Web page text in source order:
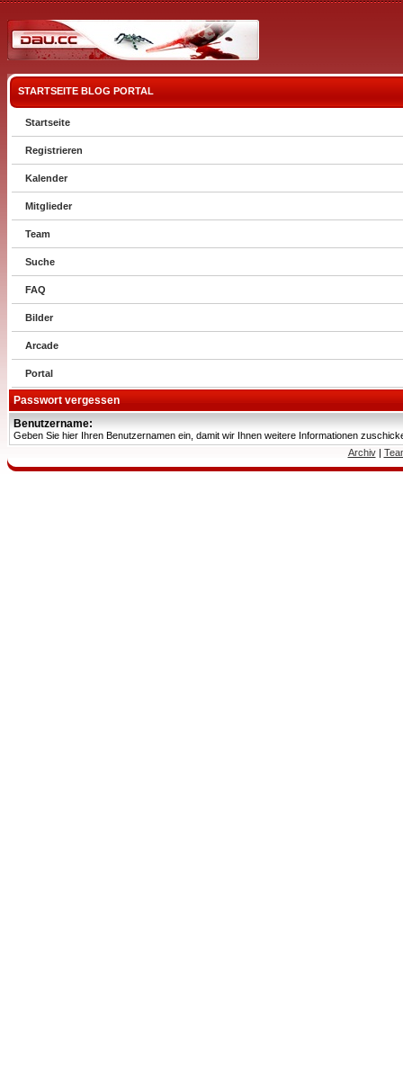
STARTSEITE BLOG PORTAL
Startseite
Registrieren
Kalender
Mitglieder
Team
Suche
FAQ
Bilder
Arcade
Portal
Passwort vergessen
Benutzername:
Geben Sie hier Ihren Benutzernamen ein, damit wir Ihnen weitere Informationen
Archiv|